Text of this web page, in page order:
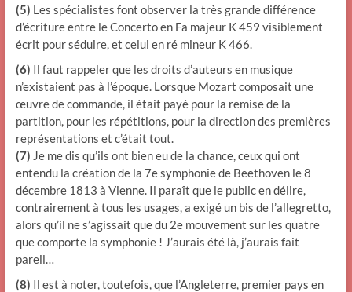
(5) Les spécialistes font observer la très grande différence
d’écriture entre le Concerto en Fa majeur K 459 visiblement
écrit pour séduire, et celui en ré mineur K 466.
(6) Il faut rappeler que les droits d’auteurs en musique
n’existaient pas à l’époque. Lorsque Mozart composait une
œuvre de commande, il était payé pour la remise de la
partition, pour les répétitions, pour la direction des premières
représentations et c’était tout.
(7) Je me dis qu’ils ont bien eu de la chance, ceux qui ont
entendu la création de la 7e symphonie de Beethoven le 8
décembre 1813 à Vienne. Il paraît que le public en délire,
contrairement à tous les usages, a exigé un bis de l’allegretto,
alors qu’il ne s’agissait que du 2e mouvement sur les quatre
que comporte la symphonie ! J’aurais été là, j’aurais fait
pareil…
(8) Il est à noter, toutefois, que l’Angleterre, premier pays en